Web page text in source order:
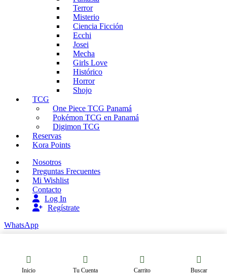
Terror
Misterio
Ciencia Ficción
Ecchi
Josei
Mecha
Girls Love
Histórico
Horror
Shojo
TCG
One Piece TCG Panamá
Pokémon TCG en Panamá
Digimon TCG
Reservas
Kora Points
Nosotros
Preguntas Frecuentes
Mi Wishlist
Contacto
Log In
Regístrate
WhatsApp
Inicio Tu Cuenta Carrito Buscar